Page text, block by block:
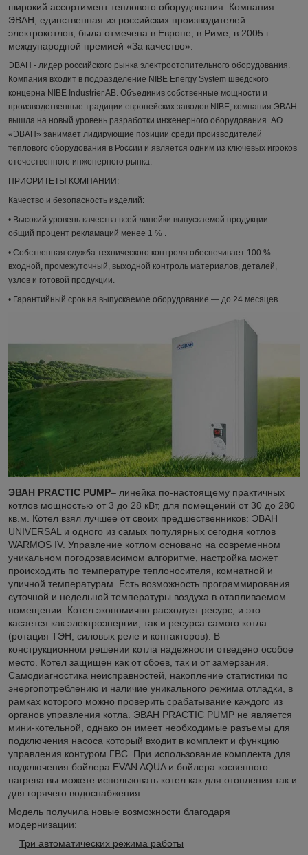
широкий ассортимент теплового оборудования. Компания
ЭВАН, единственная из российских производителей
электрокотлов, была отмечена в Европе, в Риме, в 2005 г.
международной премией «За качество».
ЭВАН - лидер российского рынка электроотопительного оборудования.
Компания входит в подразделение NIBE Energy System шведского
концерна NIBE Industrier AB. Объединив собственные мощности и
производственные традиции европейских заводов NIBE, компания ЭВАН
вышла на новый уровень разработки инженерного оборудования. АО
«ЭВАН» занимает лидирующие позиции среди производителей
теплового оборудования в России и является одним из ключевых игроков
отечественного инженерного рынка.
ПРИОРИТЕТЫ КОМПАНИИ:
Качество и безопасность изделий:
• Высокий уровень качества всей линейки выпускаемой продукции —
общий процент рекламаций менее 1 % .
• Собственная служба технического контроля обеспечивает 100 %
входной, промежуточный, выходной контроль материалов, деталей,
узлов и готовой продукции.
• Гарантийный срок на выпускаемое оборудование — до 24 месяцев.
ЭВАН PRACTIC PUMP– линейка по-настоящему практичных
котлов мощностью от 3 до 28 кВт, для помещений от 30 до 280
кв.м. Котел взял лучшее от своих предшественников: ЭВАН
UNIVERSAL и одного из самых популярных сегодня котлов
WARMOS IV. Управление котлом основано на современном
уникальном погодозависимом алгоритме, настройка может
происходить по температуре теплоносителя, комнатной и
уличной температурам. Есть возможность программирования
суточной и недельной температуры воздуха в отапливаемом
помещении. Котел экономично расходует ресурс, и это
касается как электроэнергии, так и ресурса самого котла
(ротация ТЭН, силовых реле и контакторов). В
конструкционном решении котла надежности отведено особое
место. Котел защищен как от сбоев, так и от замерзания.
Самодиагностика неисправностей, накопление статистики по
энергопотреблению и наличие уникального режима отладки, в
рамках которого можно проверить срабатывание каждого из
органов управления котла. ЭВАН PRACTIC PUMP не является
мини-котельной, однако он имеет необходимые разъемы для
подключения насоса который входит в комплект и функцию
управления контуром ГВС. При использование комплекта для
подключения бойлера EVAN AQUA и бойлера косвенного
нагрева вы можете использовать котел как для отопления так и
для горячего водоснабжения.
Модель получила новые возможности благодаря
модернизации:
Три автоматических режима работы